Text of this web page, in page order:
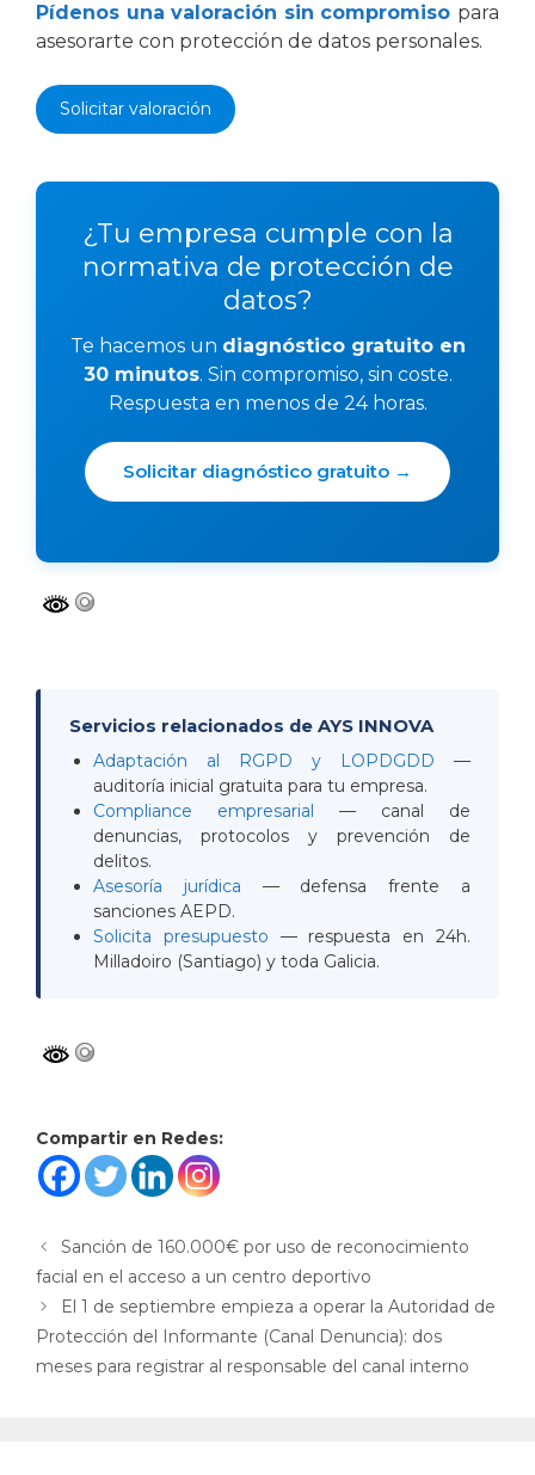
Pídenos una valoración sin compromiso para
asesorarte con protección de datos personales.
Solicitar valoración
¿Tu empresa cumple con la
normativa de protección de
datos?
Te hacemos un diagnóstico gratuito en
30 minutos. Sin compromiso, sin coste.
Respuesta en menos de 24 horas.
Solicitar diagnóstico gratuito →
Servicios relacionados de AYS INNOVA
Adaptación al RGPD y LOPDGDD —
auditoría inicial gratuita para tu empresa.
Compliance empresarial — canal de
denuncias, protocolos y prevención de
delitos.
Asesoría jurídica — defensa frente a
sanciones AEPD.
Solicita presupuesto — respuesta en 24h.
Milladoiro (Santiago) y toda Galicia.
Compartir en Redes:
Sanción de 160.000€ por uso de reconocimiento
facial en el acceso a un centro deportivo
El 1 de septiembre empieza a operar la Autoridad de
Protección del Informante (Canal Denuncia): dos
meses para registrar al responsable del canal interno